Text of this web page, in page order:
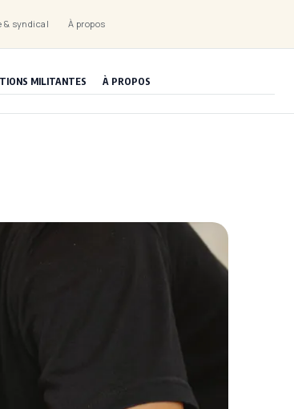
syndical À propos
MILITANTES À PROPOS